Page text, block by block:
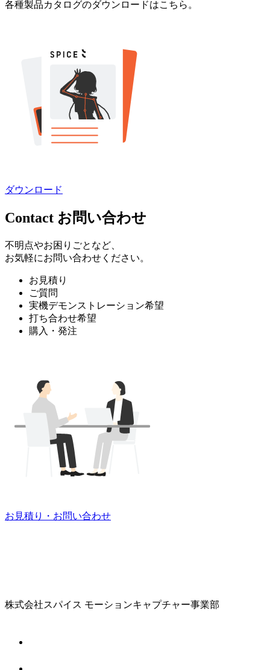
各種製品カタログのダウンロードはこちら。
ダウンロード
Contact お問い合わせ
不明点やお困りごとなど、
お気軽にお問い合わせください。
お見積り
ご質問
実機デモンストレーション希望
打ち合わせ希望
購入・発注
お見積り・お問い合わせ
株式会社スパイス モーションキャプチャー事業部